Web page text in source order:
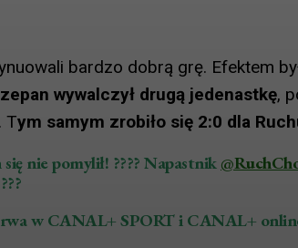
bardzo dobrą grę. Efektem
wywalczył drugą jedenastkę,
Tym samym zrobiło się 2:0 dla
nie pomylił! ???? Napastnik
w CANAL+ SPORT i CANAL+